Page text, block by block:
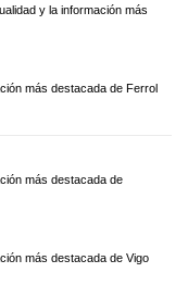
y la información más
más destacada de Ferrol
más destacada de
más destacada de Vigo